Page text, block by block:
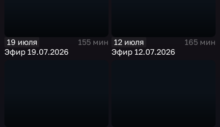
19 июля
155 мин
Эфир 19.07.2026
12 июля
165 мин
Эфир 12.07.2026